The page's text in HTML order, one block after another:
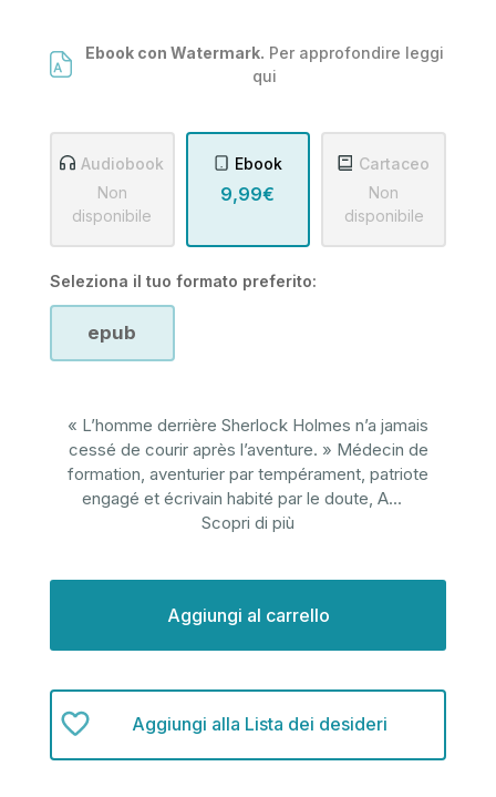
Ebook con Watermark. Per approfondire leggi
qui
Audiobook
Non
disponibile
Ebook
9,99€
Cartaceo
Non
disponibile
Seleziona il tuo formato preferito:
epub
« L’homme derrière Sherlock Holmes n’a jamais
cessé de courir après l’aventure. » Médecin de
formation, aventurier par tempérament, patriote
engagé et écrivain habité par le doute, A...
Scopri di più
Aggiungi alla Lista dei desideri